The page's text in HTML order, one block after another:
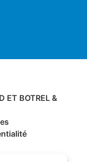
ET BOTREL &